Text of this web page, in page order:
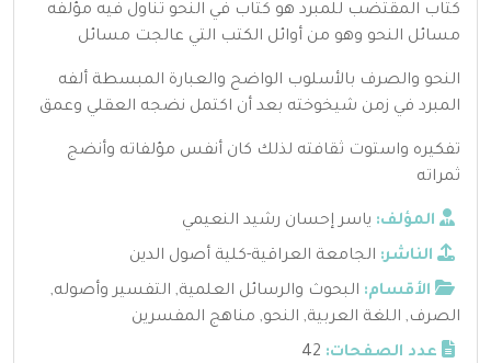
كتاب المقتضب للمبرد هو كتاب في النحو تناول فيه مؤلفه
مسائل النحو وهو من أوائل الكتب التي عالجت مسائل
النحو والصرف بالأسلوب الواضح والعبارة المبسطة ألفه
المبرد في زمن شيخوخته بعد أن اكتمل نضجه العقلي وعمق
تفكيره واستوت ثقافته لذلك كان أنفس مؤلفاته وأنضج
ثمراته
المؤلف: ياسر إحسان رشيد النعيمي
الناشر: الجامعة العراقية-كلية أصول الدين
الأقسام: البحوث والرسائل العلمية, التفسير وأصوله,
الصرف, اللغة العربية, النحو, مناهج المفسرين
عدد الصفحات: 42